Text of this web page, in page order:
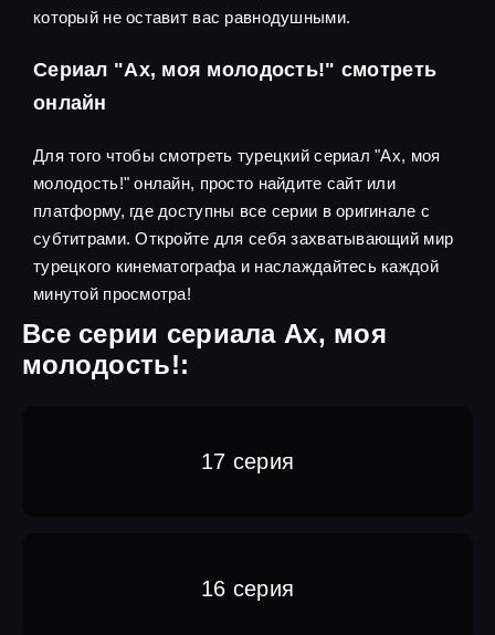
который не оставит вас равнодушными.
Сериал "Ах, моя молодость!" смотреть
онлайн
Для того чтобы смотреть турецкий сериал "Ах, моя
молодость!" онлайн, просто найдите сайт или
платформу, где доступны все серии в оригинале с
субтитрами. Откройте для себя захватывающий мир
турецкого кинематографа и наслаждайтесь каждой
минутой просмотра!
Все серии сериала Ах, моя
молодость!:
17 серия
16 серия